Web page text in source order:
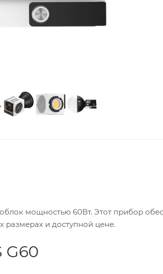
мощностью 60Вт. Этот прибор
размерах и доступной цене.
G60